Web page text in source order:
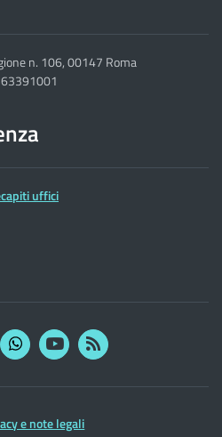
n. 106, 00147 Roma
uffici
YouTubeRSS
e note legali